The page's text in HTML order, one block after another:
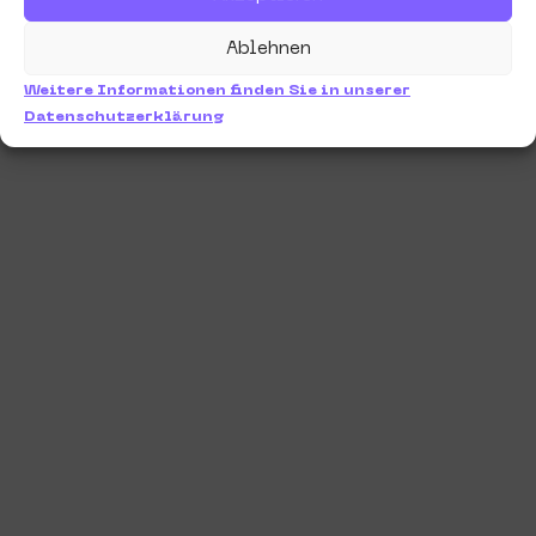
Ablehnen
Weitere Informationen finden Sie in unserer
Datenschutzerklärung